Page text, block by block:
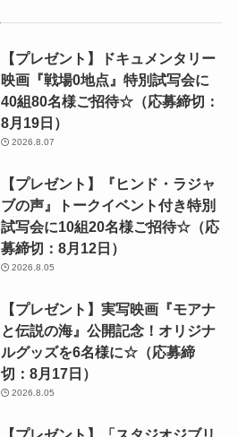
【プレゼント】ドキュメンタリー
映画『戦場0地点』特別試写会に
40組80名様ご招待☆（応募締切：
8月19日）
2026.8.07
【プレゼント】『ヒンド・ラジャ
ブの声』トークイベント付き特別
試写会に10組20名様ご招待☆（応
募締切：8月12日）
2026.8.05
【プレゼント】実写映画『モアナ
と伝説の海』公開記念！オリジナ
ルグッズを6名様に☆（応募締
切：8月17日）
2026.8.05